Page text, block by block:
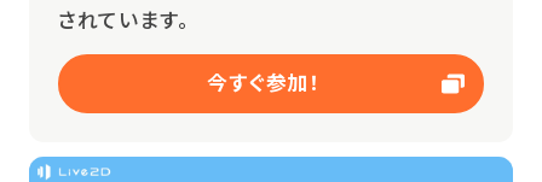
されています。
今すぐ参加！